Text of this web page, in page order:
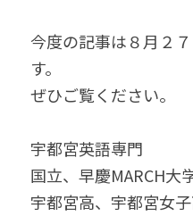
今度の記事は８月２
す。
ぜひご覧ください。
宇都宮英語専門
国立、早慶MARCH大
宇都宮高、宇都宮女